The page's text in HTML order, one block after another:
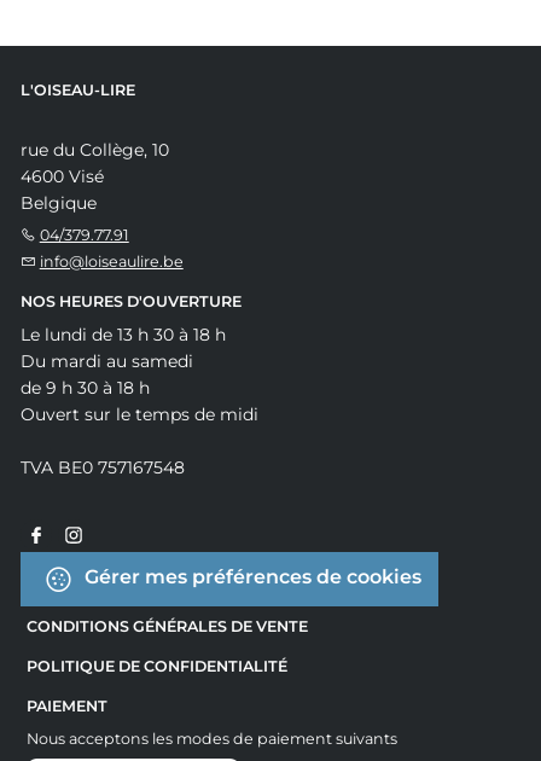
L'OISEAU-LIRE
rue du Collège, 10
4600 Visé
Belgique
04/379.77.91
info@loiseaulire.be
NOS HEURES D'OUVERTURE
Le lundi de 13 h 30 à 18 h
Du mardi au samedi
de 9 h 30 à 18 h
Ouvert sur le temps de midi
TVA BE0 757167548
Gérer mes préférences de cookies
CONDITIONS GÉNÉRALES DE VENTE
POLITIQUE DE CONFIDENTIALITÉ
PAIEMENT
Nous acceptons les modes de paiement suivants